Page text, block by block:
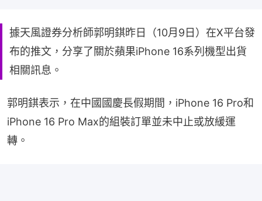
據天風證券分析師郭明錤昨日（10月9日）在X平台發
布的推文，分享了關於蘋果iPhone 16系列機型出貨
相關訊息。
郭明錤表示，在中國國慶長假期間，iPhone 16 Pro和
iPhone 16 Pro Max的組裝訂單並未中止或放緩運
轉。